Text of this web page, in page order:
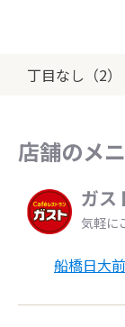
丁目なし（2）
店舗のメ
ガス
気軽に
船橋日大